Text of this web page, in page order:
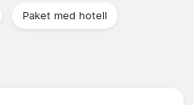
Paket med hotell